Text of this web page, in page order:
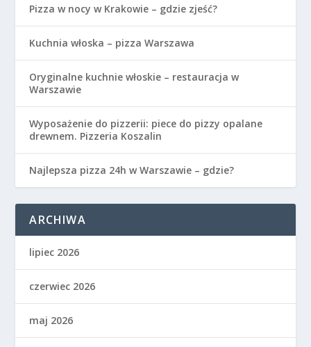
Pizza w nocy w Krakowie – gdzie zjeść?
Kuchnia włoska – pizza Warszawa
Oryginalne kuchnie włoskie – restauracja w
Warszawie
Wyposażenie do pizzerii: piece do pizzy opalane
drewnem. Pizzeria Koszalin
Najlepsza pizza 24h w Warszawie – gdzie?
ARCHIWA
lipiec 2026
czerwiec 2026
maj 2026